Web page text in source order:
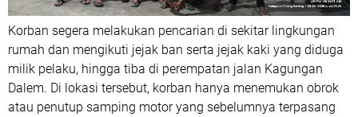
Korban segera melakukan pencarian di sekitar lingkungan
rumah dan mengikuti jejak ban serta jejak kaki yang diduga
milik pelaku, hingga tiba di perempatan jalan Kagungan
Dalem. Di lokasi tersebut, korban hanya menemukan obrok
atau penutup samping motor yang sebelumnya terpasang